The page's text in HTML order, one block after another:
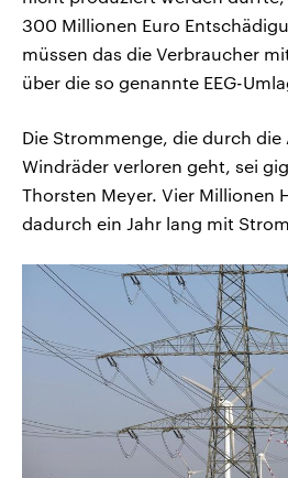
300 Millionen Euro
müssen das die Verbraucher
über die so genannte EEG-
Die Strommenge, die durch
Windräder verloren geht, sei
Thorsten Meyer. Vier Millionen
dadurch ein Jahr lang mit